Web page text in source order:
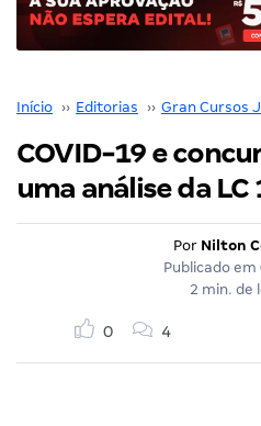
Início ›› Editorias ›› Gran Cursos
COVID-19 e
uma análise da LC
Por Nilton
Publicado em
2 min. de
0 4